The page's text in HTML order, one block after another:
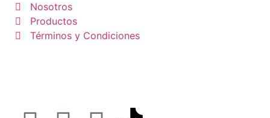
Nosotros
Productos
Términos y Condiciones